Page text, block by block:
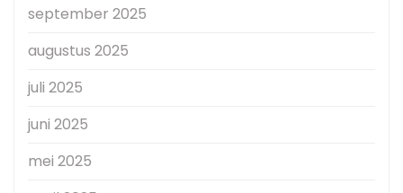
september 2025
augustus 2025
juli 2025
juni 2025
mei 2025